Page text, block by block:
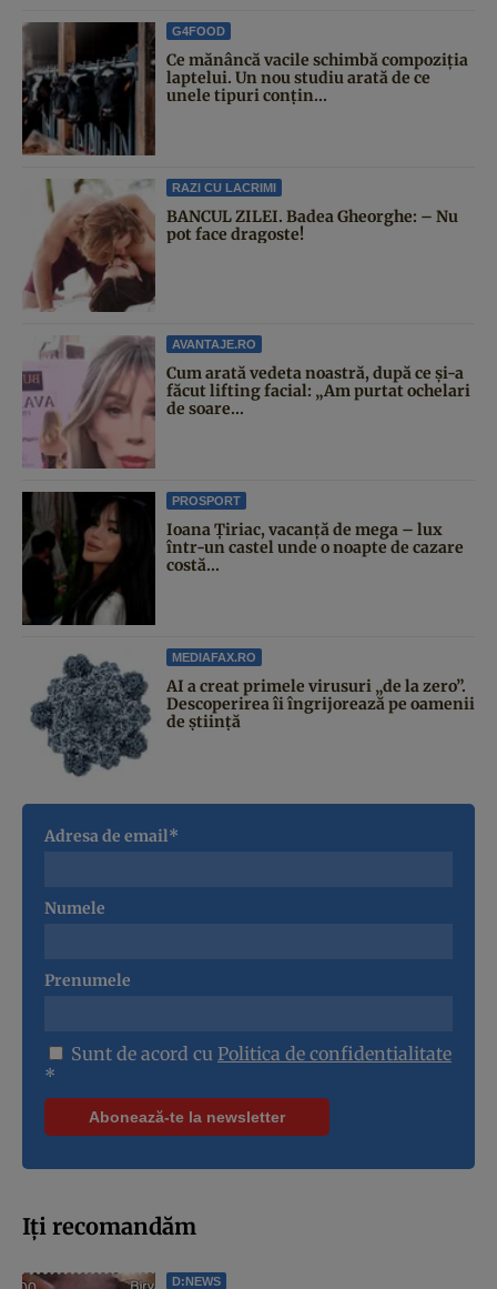
G4FOOD
Ce mănâncă vacile schimbă compoziția
laptelui. Un nou studiu arată de ce
unele tipuri conțin...
RAZI CU LACRIMI
BANCUL ZILEI. Badea Gheorghe: – Nu
pot face dragoste!
AVANTAJE.RO
Cum arată vedeta noastră, după ce și-a
făcut lifting facial: „Am purtat ochelari
de soare...
PROSPORT
Ioana Țiriac, vacanță de mega – lux
într-un castel unde o noapte de cazare
costă...
MEDIAFAX.RO
AI a creat primele virusuri „de la zero”.
Descoperirea îi îngrijorează pe oamenii
de știință
Adresa de email*
Numele
Prenumele
Sunt de acord cu Politica de confidentialitate
*
Iți recomandăm
D:NEWS